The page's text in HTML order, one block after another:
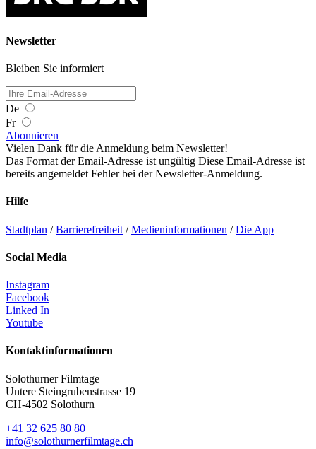
Newsletter
Bleiben Sie informiert
De
Fr
Abonnieren
Vielen Dank für die Anmeldung beim Newsletter!
Das Format der Email-Adresse ist ungültig Diese Email-Adresse ist
bereits angemeldet Fehler bei der Newsletter-Anmeldung.
Hilfe
Stadtplan /Barrierefreiheit /Medieninformationen /Die App
Social Media
Instagram
Facebook
Linked In
Youtube
Kontaktinformationen
Solothurner Filmtage
Untere Steingrubenstrasse 19
CH-4502 Solothurn
+41 32 625 80 80
info@solothurnerfilmtage.ch